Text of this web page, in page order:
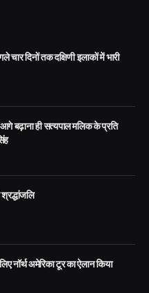
दिनों तक दक्षिणी इलाकों में भारी
बढ़ाना ही सत्यपाल मलिक के प्रति
नॉर्थ अमेरिका टूर का ऐलान किया